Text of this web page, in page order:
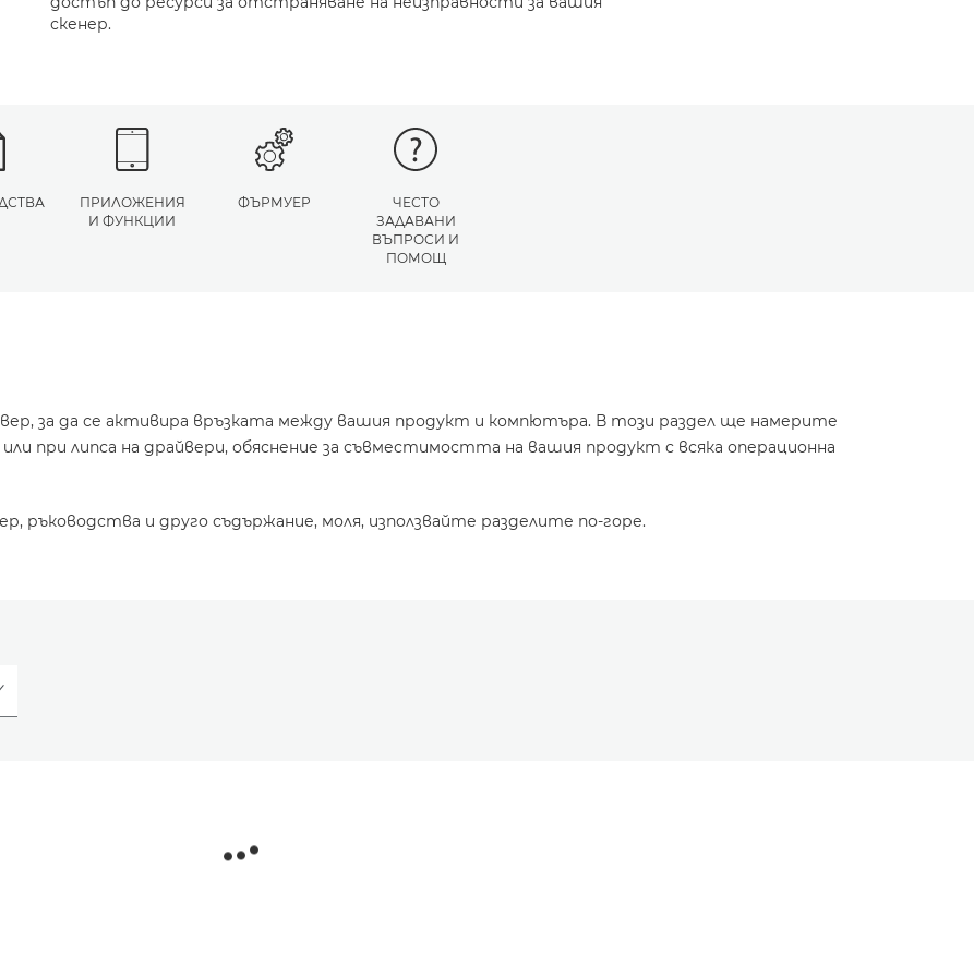
скенер.
ПРИЛОЖЕНИЯ
И ФУНКЦИИ
ФЪРМУЕР
ЧЕСТО
ЗАДАВАНИ
ВЪПРОСИ И
ПОМОЩ
за да се активира връзката между вашия продукт и компютъра. В този раздел ще намерите
при липса на драйвери, обяснение за съвместимостта на вашия продукт с всяка операционна
ръководства и друго съдържание, моля, използвайте разделите по-горе.